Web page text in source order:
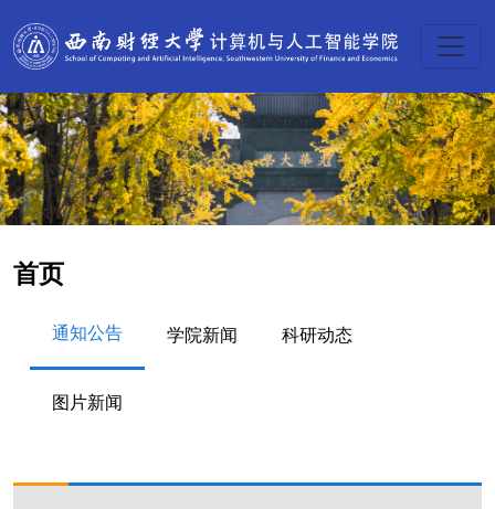
首页
通知公告 学院新闻 科研动态
图片新闻